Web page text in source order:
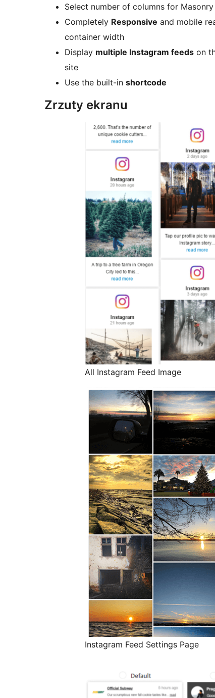
Select number of columns for Masonry
Completely Responsive and mobile
container width
Display multiple Instagram feeds on
site
Use the built-in shortcode
Zrzuty ekranu
All Instagram Feed Image
Instagram Feed Settings Page